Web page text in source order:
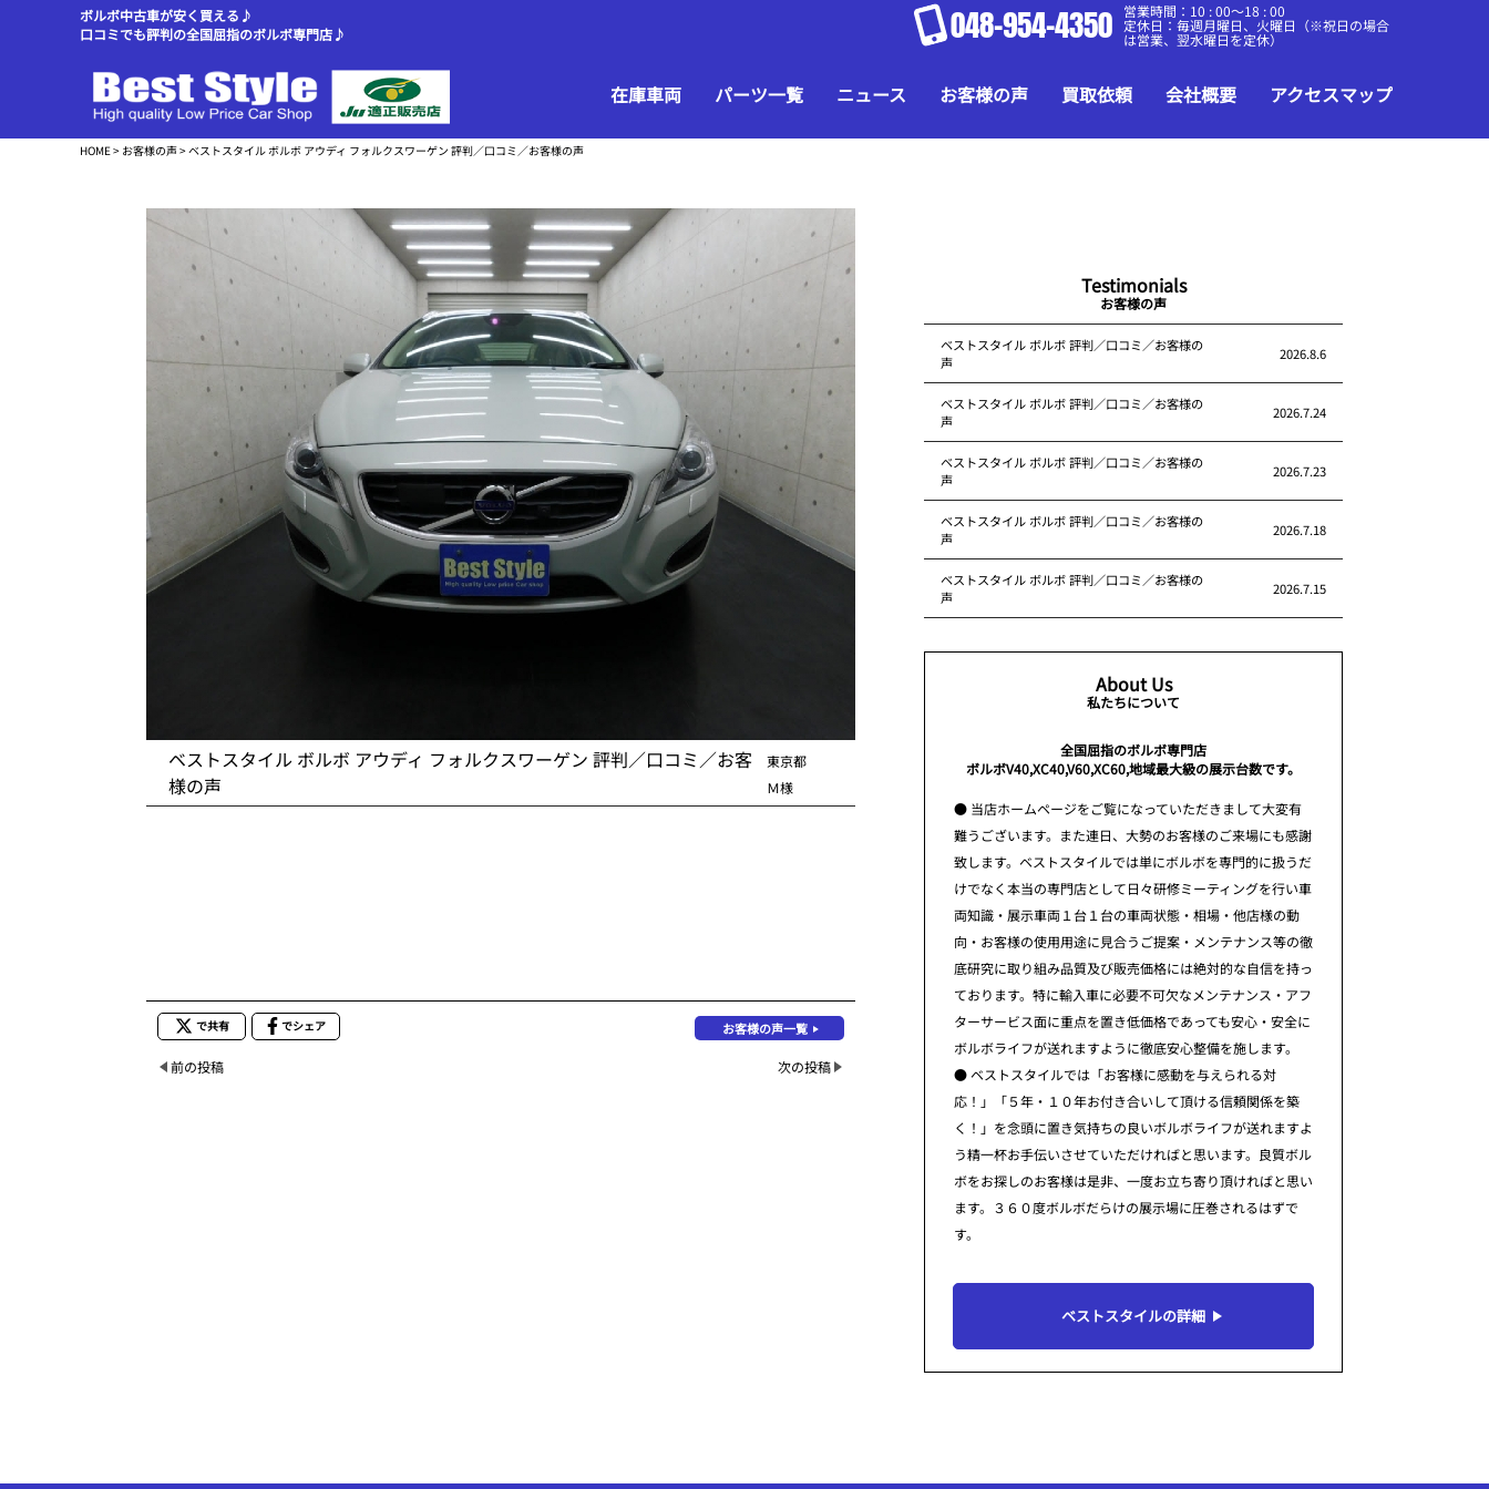
ボルボ中古車が安く買える♪
口コミでも評判の全国屈指のボルボ専門店♪
048-954-4350 営業時間：10 : 00～18 : 00
定休日：毎週月曜日、火曜日（※祝日の場合
は営業、翌水曜日を定休）
在庫車両 パーツ一覧 ニュース お客様の声 買取依頼 会社概要 アクセスマップ
HOME> お客様の声> ベストスタイル ボルボ アウディ フォルクスワーゲン 評判／口コミ／お客様の声
ベストスタイル ボルボ アウディ フォルクスワーゲン 評判／口コミ／お客
様の声
東京都
Ｍ様
で共有 でシェア お客様の声一覧
前の投稿 次の投稿
Testimonials
お客様の声
ベストスタイル ボルボ 評判／口コミ／お客様の
声
2026.8.6
ベストスタイル ボルボ 評判／口コミ／お客様の
声
2026.7.24
ベストスタイル ボルボ 評判／口コミ／お客様の
声
2026.7.23
ベストスタイル ボルボ 評判／口コミ／お客様の
声
2026.7.18
ベストスタイル ボルボ 評判／口コミ／お客様の
声
2026.7.15
About Us
私たちについて
全国屈指のボルボ専門店
ボルボV40,XC40,V60,XC60,地域最大級の展示台数です。
● 当店ホームページをご覧になっていただきまして大変有
難うございます。また連日、大勢のお客様のご来場にも感謝
致します。ベストスタイルでは単にボルボを専門的に扱うだ
けでなく本当の専門店として日々研修ミーティングを行い車
両知識・展示車両１台１台の車両状態・相場・他店様の動
向・お客様の使用用途に見合うご提案・メンテナンス等の徹
底研究に取り組み品質及び販売価格には絶対的な自信を持っ
ております。特に輸入車に必要不可欠なメンテナンス・アフ
ターサービス面に重点を置き低価格であっても安心・安全に
ボルボライフが送れますように徹底安心整備を施します。
● ベストスタイルでは「お客様に感動を与えられる対
応！」「５年・１０年お付き合いして頂ける信頼関係を築
く！」を念頭に置き気持ちの良いボルボライフが送れますよ
う精一杯お手伝いさせていただければと思います。良質ボル
ボをお探しのお客様は是非、一度お立ち寄り頂ければと思い
ます。３６０度ボルボだらけの展示場に圧巻されるはずで
す。
ベストスタイルの詳細